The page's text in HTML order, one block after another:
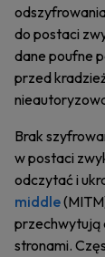
do postaci
dane poufne
przed
Brak
w postaci
odczytać i
middle
przechwytują
stronami.